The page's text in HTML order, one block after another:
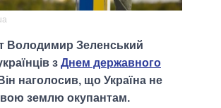
Володимир Зеленський
з Днем державного
наголосив, що Україна не
землю окупантам.